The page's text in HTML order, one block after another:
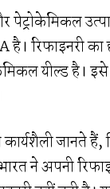
पेट्रोकेमिकल
है। रिफाइनरी
यील्ड है।
जानते
ने अपनी